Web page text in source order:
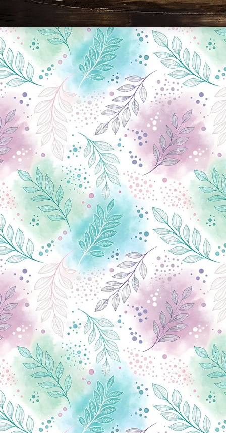
Новини Чернігова, Чернігівські новини, Чернігівський формат, новини Чернігова, події в Чернігові: політика, економіка, аналітика, культура, відеоновини, екологія, спортивний Чернігів, туризм, Чернігів